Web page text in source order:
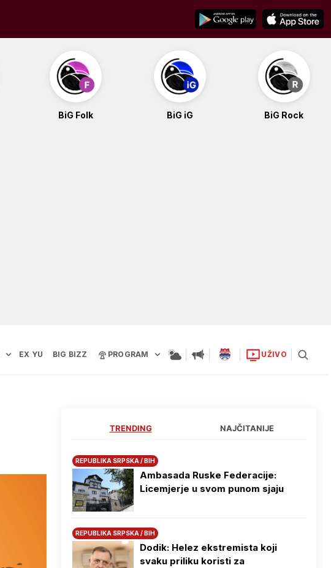
BiG Folk BiG iG BiG Rock
EX YU BIG BIZZ PROGRAM UŽIVO
TRENDING NAJČITANIJE
REPUBLIKA SRPSKA / BIH
Ambasada Ruske Federacije:
Licemjerje u svom punom sjaju
REPUBLIKA SRPSKA / BIH
Dodik: Helez ekstremista koji
svaku priliku koristi za